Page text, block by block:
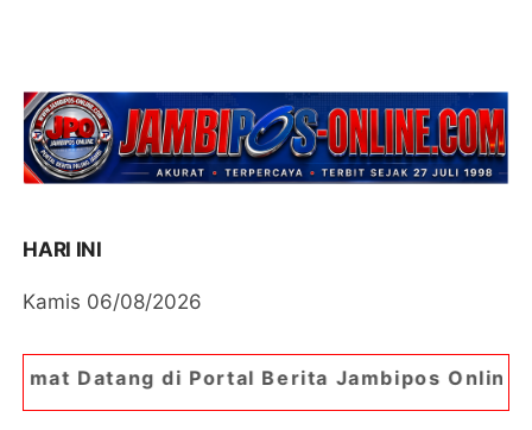
HARI INI
Kamis 06/08/2026
Berita Jambipos Online. Portal Berita